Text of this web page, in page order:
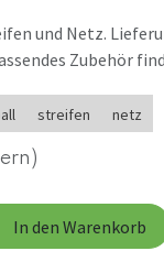
und Netz.
Zubehör
streifen netz
In den Warenkorb